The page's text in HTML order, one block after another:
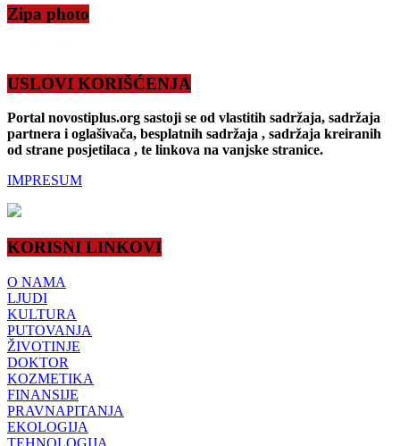
Zipa photo
USLOVI KORIŠĆENJA
Portal novostiplus.org sastoji se od vlastitih sadržaja, sadržaja
partnera i oglašivača, besplatnih sadržaja , sadržaja kreiranih
od strane posjetilaca , te linkova na vanjske stranice.
IMPRESUM
KORISNI LINKOVI
O NAMA
LJUDI
KULTURA
PUTOVANJA
ŽIVOTINJE
DOKTOR
KOZMETIKA
FINANSIJE
PRAVNAPITANJA
EKOLOGIJA
TEHNOLOGIJA